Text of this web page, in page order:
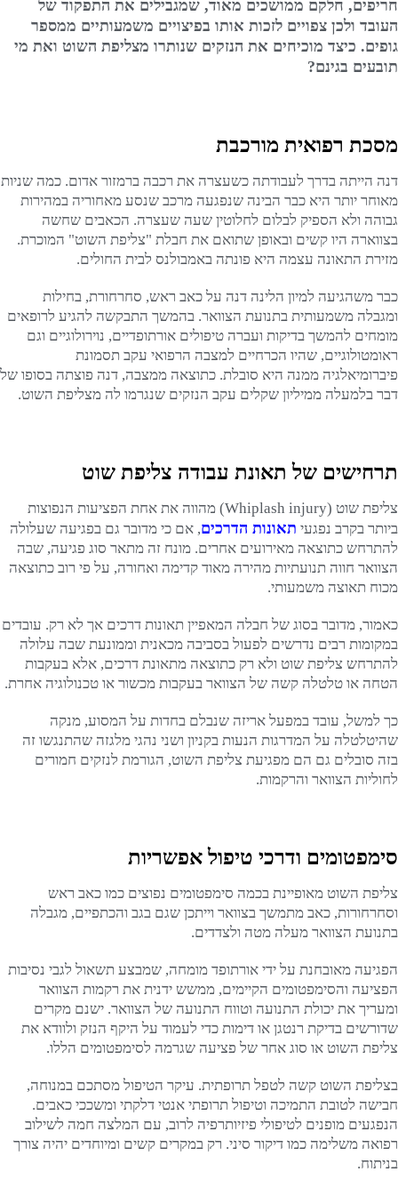
חריפים, חלקם ממושכים מאוד, שמגבילים את התפקוד של
העובד ולכן צפויים לזכות אותו בפיצויים משמעותיים ממספר
גופים. כיצד מוכיחים את הנזקים שנותרו מצליפת השוט ואת מי
תובעים בגינם?
מסכת רפואית מורכבת
דנה הייתה בדרך לעבודתה כשעצרה את רכבה ברמזור אדום. כמה שניות
מאוחר יותר היא כבר הבינה שנפגעה מרכב שנסע מאחוריה במהירות
גבוהה ולא הספיק לבלום לחלוטין שעה שעצרה. הכאבים שחשה
בצווארה היו קשים ובאופן שתואם את חבלת "צליפת השוט" המוכרת.
מזירת התאונה עצמה היא פונתה באמבולנס לבית החולים.
כבר משהגיעה למיון הלינה דנה על כאב ראש, סחרחורת, בחילות
ומגבלה משמעותית בתנועת הצוואר. בהמשך התבקשה להגיע לרופאים
מומחים להמשך בדיקות ועברה טיפולים אורתופדיים, נוירולוגיים וגם
ראומטולוגיים, שהיו הכרחיים למצבה הרפואי עקב תסמונת
פיברומיאלגיה ממנה היא סובלת. כתוצאה ממצבה, דנה פוצתה בסופו של
דבר בלמעלה ממיליון שקלים עקב הנזקים שנגרמו לה מצליפת השוט.
תרחישים של תאונת עבודה צליפת שוט
צליפת שוט (Whiplash injury) מהווה את אחת הפציעות הנפוצות
ביותר בקרב נפגעי תאונות הדרכים, אם כי מדובר גם בפגיעה שעלולה
להתרחש כתוצאה מאירועים אחרים. מונח זה מתאר סוג פגיעה, שבה
הצוואר חווה תנועתיות מהירה מאוד קדימה ואחורה, על פי רוב כתוצאה
מכוח תאוצה משמעותי.
כאמור, מדובר בסוג של חבלה המאפיין תאונות דרכים אך לא רק. עובדים
במקומות רבים נדרשים לפעול בסביבה מכאנית וממונעת שבה עלולה
להתרחש צליפת שוט ולא רק כתוצאה מתאונת דרכים, אלא בעקבות
הטחה או טלטלה קשה של הצוואר בעקבות מכשור או טכנולוגיה אחרת.
כך למשל, עובד במפעל אריזה שנבלם בחדות על המסוע, מנקה
שהיטלטלה על המדרגות הנעות בקניון ושני נהגי מלגזה שהתנגשו זה
בזה סובלים גם הם מפגיעת צליפת השוט, הגורמת לנזקים חמורים
לחוליות הצוואר והרקמות.
סימפטומים ודרכי טיפול אפשריות
צליפת השוט מאופיינת בכמה סימפטומים נפוצים כמו כאב ראש
וסחרחורות, כאב מתמשך בצוואר וייתכן שגם בגב והכתפיים, מגבלה
בתנועת הצוואר מעלה מטה ולצדדים.
הפגיעה מאובחנת על ידי אורתופד מומחה, שמבצע תשאול לגבי נסיבות
הפציעה והסימפטומים הקיימים, ממשש ידנית את רקמות הצוואר
ומעריך את יכולת התנועה וטווח התנועה של הצוואר. ישנם מקרים
שדורשים בדיקת רנטגן או דימות כדי לעמוד על היקף הנזק ולוודא את
צליפת השוט או סוג אחר של פציעה שגרמה לסימפטומים הללו.
בצליפת השוט קשה לטפל תרופתית. עיקר הטיפול מסתכם במנוחה,
חבישה לטובת התמיכה וטיפול תרופתי אנטי דלקתי ומשככי כאבים.
הנפגעים מופנים לטיפולי פיזיותרפיה לרוב, עם המלצה חמה לשילוב
רפואה משלימה כמו דיקור סיני. רק במקרים קשים ומיוחדים יהיה צורך
בניתוח.